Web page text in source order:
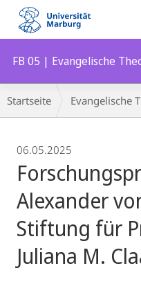
Mobile-
Navigation
FB 05 | Evangelische
Breadcrumb-
Navigation
Startseite Evangelische
06.05.2025
Alexander
Stiftung für
Juliana M.